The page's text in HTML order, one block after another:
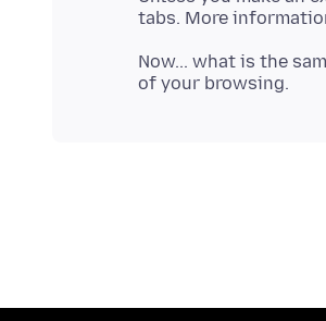
tabs. More
Now... what is the